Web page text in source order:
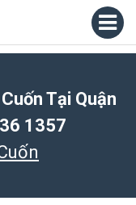
Tại Quận
1357